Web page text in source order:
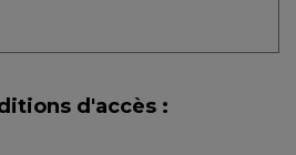
d'accès :